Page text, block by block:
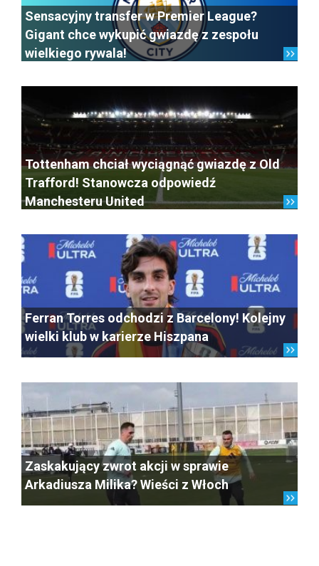
Sensacyjny transfer w Premier League?
Gigant chce wykupić gwiazdę z zespołu
wielkiego rywala!
Tottenham chciał wyciągnąć gwiazdę z Old
Trafford! Stanowcza odpowiedź
Manchesteru United
Ferran Torres odchodzi z Barcelony! Kolejny
wielki klub w karierze Hiszpana
Zaskakujący zwrot akcji w sprawie
Arkadiusza Milika? Wieści z Włoch